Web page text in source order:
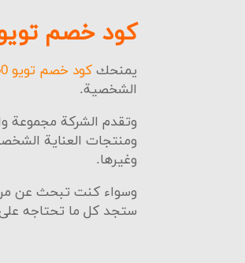
كود خصم تويو 50 على منتجات
يمنحك كود خصم تويو 50
الشخصية.
وتقدم الشركة مجموعة
ومنتجات العناية
وغيرها.
وسواء كنت تبحث عن
ستجد كل ما تحتاجه على